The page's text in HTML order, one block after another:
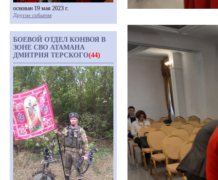
основан 19 мая 2023 г.
Другие события
БОЕВОЙ ОТДЕЛ КОНВОЯ В
ЗОНЕ СВО АТАМАНА
ДМИТРИЯ ТЕРСКОГО(44)